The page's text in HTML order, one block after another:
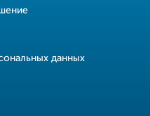
данных